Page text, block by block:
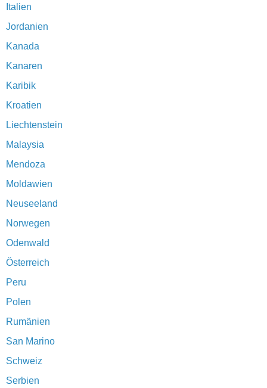
Italien
Jordanien
Kanada
Kanaren
Karibik
Kroatien
Liechtenstein
Malaysia
Mendoza
Moldawien
Neuseeland
Norwegen
Odenwald
Österreich
Peru
Polen
Rumänien
San Marino
Schweiz
Serbien